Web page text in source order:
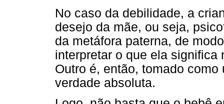
No caso da debilidade, a
desejo da mãe, ou seja,
da metáfora paterna, de
interpretar o que ela significa
Outro é, então, tomado
verdade absoluta.